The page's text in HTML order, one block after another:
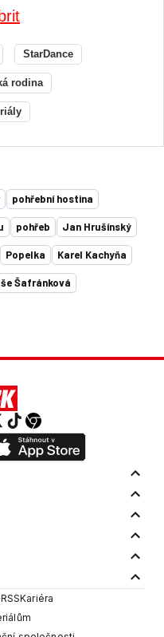
StarDance
rodina
pohřební hostina
pohřeb Jan Hrušínský
Popelka Karel Kachyňa
Šafránková
RSSKariéra